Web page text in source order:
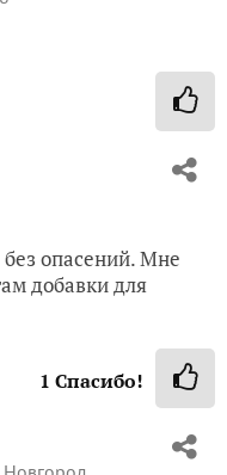
опасений. Мне
добавки для
1 Спасибо!